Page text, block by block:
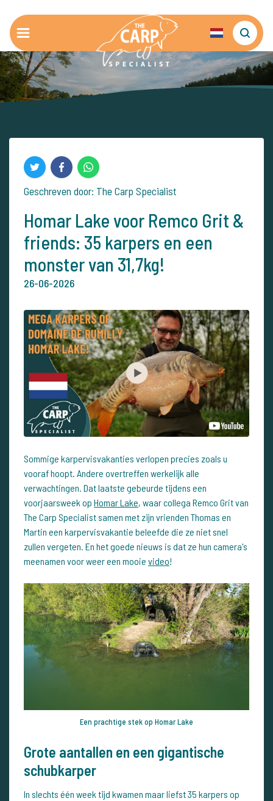
Geschreven door: The Carp Specialist
Homar Lake voor Remco Grit &
friends: 35 karpers en een
monster van 31,7kg!
26-06-2026
Sommige karpervisvakanties verlopen precies zoals u
vooraf hoopt. Andere overtreffen werkelijk alle
verwachtingen. Dat laatste gebeurde tijdens een
voorjaarsweek op Homar Lake, waar collega Remco Grit van
The Carp Specialist samen met zijn vrienden Thomas en
Martin een karpervisvakantie beleefde die ze niet snel
zullen vergeten. En het goede nieuws is dat ze hun camera's
meenamen voor weer een mooie video!
Een prachtige stek op Homar Lake
Grote aantallen en een gigantische
schubkarper
In slechts één week tijd kwamen maar liefst 35 karpers op